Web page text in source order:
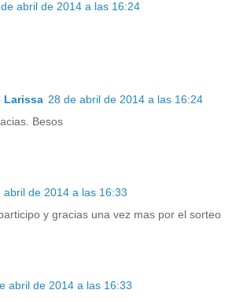
abril de 2014 a las 16:24
Larissa 28 de abril de 2014 a las 16:24
Besos
abril de 2014 a las 16:33
y gracias una vez mas por el sorteo
abril de 2014 a las 16:33